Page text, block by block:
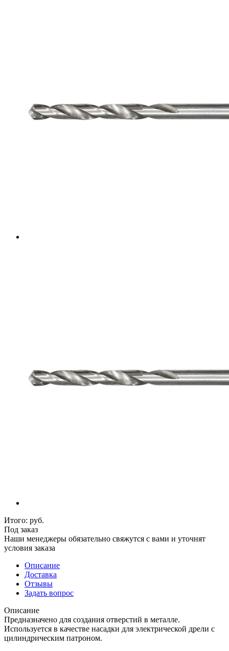
Итого: руб.
Под заказ
Наши менеджеры обязательно свяжутся с вами и уточнят
условия заказа
Описание
Доставка
Отзывы
Задать вопрос
Описание
Предназначено для создания отверстий в металле.
Используется в качестве насадки для электрической дрели с
цилиндрическим патроном.